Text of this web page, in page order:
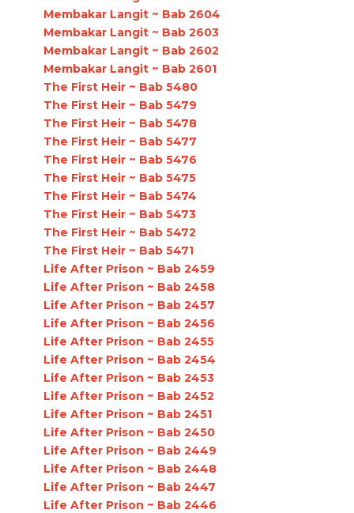
Membakar Langit ~ Bab 2604
Membakar Langit ~ Bab 2603
Membakar Langit ~ Bab 2602
Membakar Langit ~ Bab 2601
The First Heir ~ Bab 5480
The First Heir ~ Bab 5479
The First Heir ~ Bab 5478
The First Heir ~ Bab 5477
The First Heir ~ Bab 5476
The First Heir ~ Bab 5475
The First Heir ~ Bab 5474
The First Heir ~ Bab 5473
The First Heir ~ Bab 5472
The First Heir ~ Bab 5471
Life After Prison ~ Bab 2459
Life After Prison ~ Bab 2458
Life After Prison ~ Bab 2457
Life After Prison ~ Bab 2456
Life After Prison ~ Bab 2455
Life After Prison ~ Bab 2454
Life After Prison ~ Bab 2453
Life After Prison ~ Bab 2452
Life After Prison ~ Bab 2451
Life After Prison ~ Bab 2450
Life After Prison ~ Bab 2449
Life After Prison ~ Bab 2448
Life After Prison ~ Bab 2447
Life After Prison ~ Bab 2446